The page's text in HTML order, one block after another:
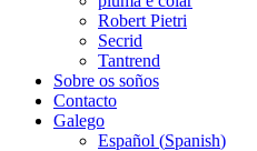
Robert Pietri
Secrid
Tantrend
Sobre os soños
Contacto
Galego
Español (Spanish)